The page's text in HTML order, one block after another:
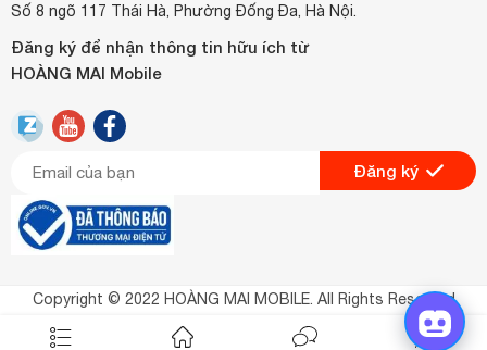
Số 8 ngõ 117 Thái Hà, Phường Đống Đa, Hà Nội.
Đăng ký để nhận thông tin hữu ích từ
HOÀNG MAI Mobile
Đăng ký
Copyright © 2022 HOÀNG MAI MOBILE. All Rights Reserved